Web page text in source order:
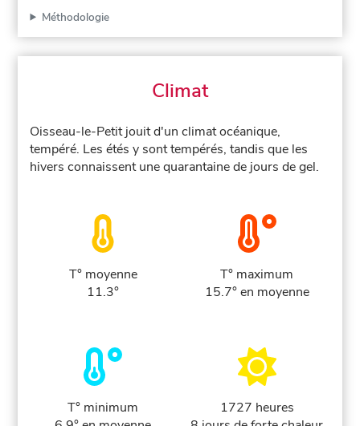
Méthodologie
Climat
Oisseau-le-Petit jouit d'un climat océanique,
tempéré. Les étés y sont tempérés, tandis que les
hivers connaissent une quarantaine de jours de gel.
T° moyenne
11.3°
T° maximum
15.7° en moyenne
T° minimum
1727 heures